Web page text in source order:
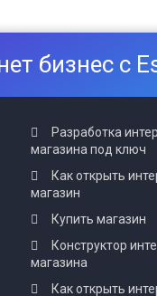
бизнес с
Разработка
магазина под ключ
Как открыть
магазин
Купить магазин
Конструктор
магазина
Как открыть